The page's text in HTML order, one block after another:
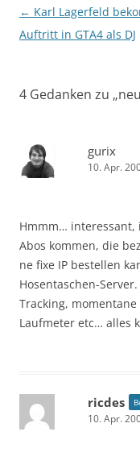
Beitragsnavigation
← Karl Lagerfeld
Auftritt in GTA4 als DJ
4 Gedanken zu „
gurix
10. Apr.
Hmmm… interessant,
Abos kommen, die
ne fixe IP bestellen
Hosentaschen-
Tracking,
Laufmeter etc… alles
ricdes
10. Apr.